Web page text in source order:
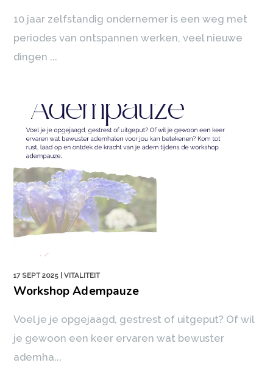
10 jaar zelfstandig ondernemer is een weg met
periodes van ontspannen werken, veel nieuwe
dingen ...
17 SEPT 2025 | VITALITEIT
Workshop Adempauze
Voel je je opgejaagd, gestrest of uitgeput? Of wil
je gewoon een keer ervaren wat bewuster
ademha...